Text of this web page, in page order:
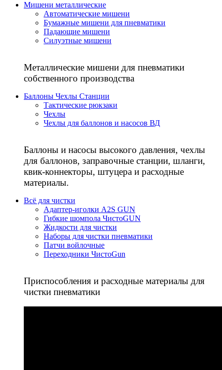
Мишени металлические
Автоматические мишени
Бумажные мишени для пневматики
Падающие мишени
Силуэтные мишени
Металлические мишени для пневматики
собственного производства
Баллоны Чехлы Станции
Тактические рюкзаки
Чехлы
Чехлы для баллонов и насосов ВД
Баллоны и насосы высокого давления, чехлы
для баллонов, заправочные станции, шланги,
квик-коннекторы, штуцера и расходные
материалы.
Всё для чистки
Адаптер-иголки A2S GUN
Гибкие шомпола ЧистоGUN
Жидкости для чистки
Наборы для чистки пневматики
Патчи войлочные
Переходники ЧистоGun
Приспособления и расходные материалы для
чистки пневматики